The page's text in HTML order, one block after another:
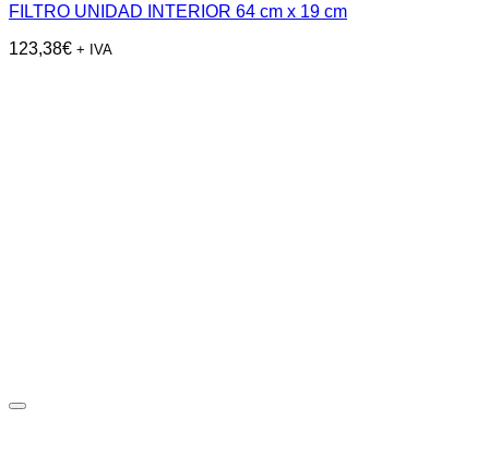
FILTRO UNIDAD INTERIOR 64 cm x 19 cm
123,38€ + IVA